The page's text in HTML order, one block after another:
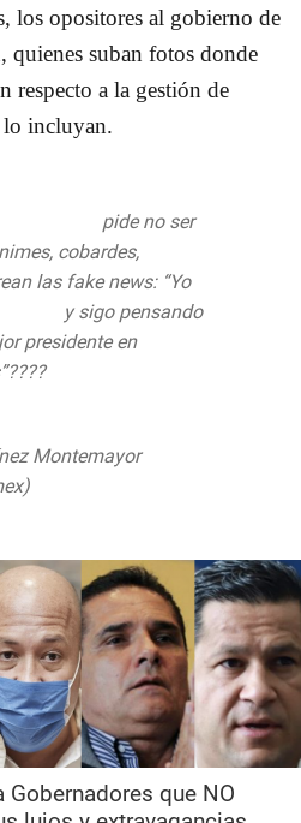
los opositores al gobierno de
quienes suban fotos donde
respecto a la gestión de
incluyan.
pide no ser
cobardes,
las fake news: “Yo
y sigo pensando
presidente en
Montemayor
que NO